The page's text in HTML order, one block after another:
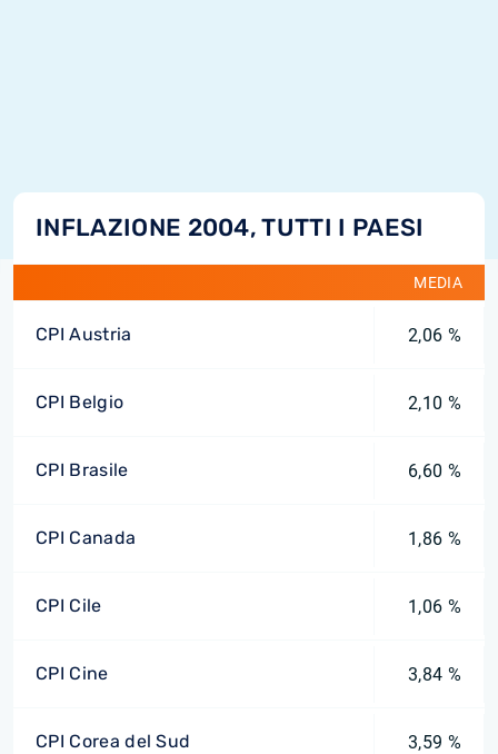
INFLAZIONE 2004, TUTTI I PAESI
MEDIA
CPI Austria 2,06 %
CPI Belgio 2,10 %
CPI Brasile 6,60 %
CPI Canada 1,86 %
CPI Cile 1,06 %
CPI Cine 3,84 %
CPI Corea del Sud 3,59 %